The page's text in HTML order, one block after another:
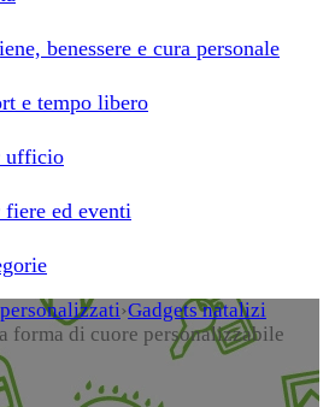
benessere e cura personale
e tempo libero
ufficio
fiere ed eventi
›Gadgets natalizi
forma di cuore personalizzabile